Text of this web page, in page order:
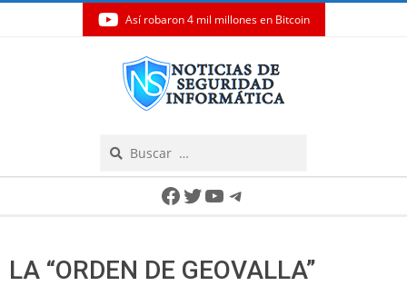
Así robaron 4 mil millones en Bitcoin
Facebook
Twitter
YouTube
Telegram
LA “ORDEN DE GEOVALLA”